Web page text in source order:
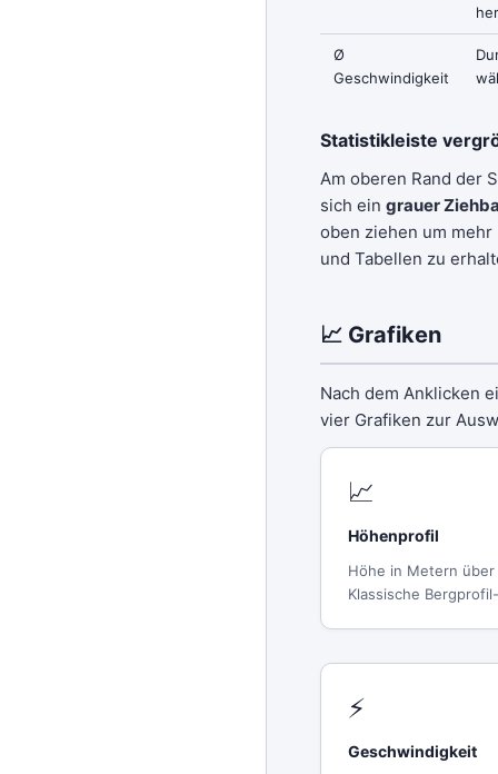
Ø
Geschwindigkeit
Statistikleiste
Am oberen Rand der
sich ein grauer
oben ziehen um
und Tabellen zu
📈 Grafiken
Nach dem Anklicken
vier Grafiken zur
📈
Höhenprofil
Höhe in Metern über
Klassische
⚡
Geschwindigkeit